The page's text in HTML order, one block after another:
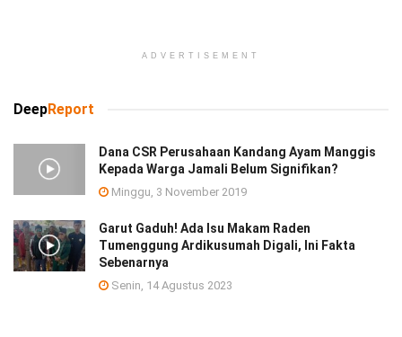
ADVERTISEMENT
DeepReport
Dana CSR Perusahaan Kandang Ayam Manggis
Kepada Warga Jamali Belum Signifikan?
Minggu, 3 November 2019
Garut Gaduh! Ada Isu Makam Raden
Tumenggung Ardikusumah Digali, Ini Fakta
Sebenarnya
Senin, 14 Agustus 2023